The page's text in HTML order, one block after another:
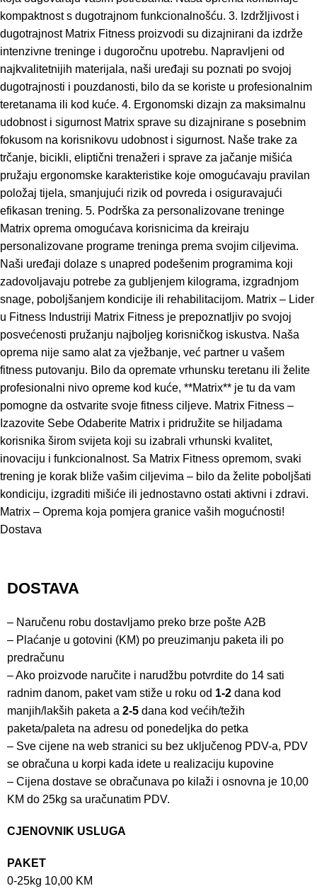
kompaktnost s dugotrajnom funkcionalnošću. 3. Izdržljivost i
dugotrajnost Matrix Fitness proizvodi su dizajnirani da izdrže
intenzivne treninge i dugoročnu upotrebu. Napravljeni od
najkvalitetnijih materijala, naši uređaji su poznati po svojoj
dugotrajnosti i pouzdanosti, bilo da se koriste u profesionalnim
teretanama ili kod kuće. 4. Ergonomski dizajn za maksimalnu
udobnost i sigurnost Matrix sprave su dizajnirane s posebnim
fokusom na korisnikovu udobnost i sigurnost. Naše trake za
trčanje, bicikli, eliptični trenažeri i sprave za jačanje mišića
pružaju ergonomske karakteristike koje omogućavaju pravilan
položaj tijela, smanjujući rizik od povreda i osiguravajući
efikasan trening. 5. Podrška za personalizovane treninge
Matrix oprema omogućava korisnicima da kreiraju
personalizovane programe treninga prema svojim ciljevima.
Naši uređaji dolaze s unapred podešenim programima koji
zadovoljavaju potrebe za gubljenjem kilograma, izgradnjom
snage, poboljšanjem kondicije ili rehabilitacijom. Matrix – Lider
u Fitness Industriji Matrix Fitness je prepoznatljiv po svojoj
posvećenosti pružanju najboljeg korisničkog iskustva. Naša
oprema nije samo alat za vježbanje, već partner u vašem
fitness putovanju. Bilo da opremate vrhunsku teretanu ili želite
profesionalni nivo opreme kod kuće, **Matrix** je tu da vam
pomogne da ostvarite svoje fitness ciljeve. Matrix Fitness –
Izazovite Sebe Odaberite Matrix i pridružite se hiljadama
korisnika širom svijeta koji su izabrali vrhunski kvalitet,
inovaciju i funkcionalnost. Sa Matrix Fitness opremom, svaki
trening je korak bliže vašim ciljevima – bilo da želite poboljšati
kondiciju, izgraditi mišiće ili jednostavno ostati aktivni i zdravi.
Matrix – Oprema koja pomjera granice vaših mogućnosti!
Dostava
DOSTAVA
– Naručenu robu dostavljamo preko brze pošte A2B
– Plaćanje u gotovini (KM) po preuzimanju paketa ili po
predračunu
– Ako proizvode naručite i narudžbu potvrdite do 14 sati
radnim danom, paket vam stiže u roku od 1-2 dana kod
manjih/lakših paketa a 2-5 dana kod većih/težih
paketa/paleta na adresu od ponedeljka do petka
– Sve cijene na web stranici su bez uključenog PDV-a, PDV
se obračuna u korpi kada idete u realizaciju kupovine
– Cijena dostave se obračunava po kilaži i osnovna je 10,00
KM do 25kg sa uračunatim PDV.
CJENOVNIK USLUGA
PAKET
0-25kg 10,00 KM